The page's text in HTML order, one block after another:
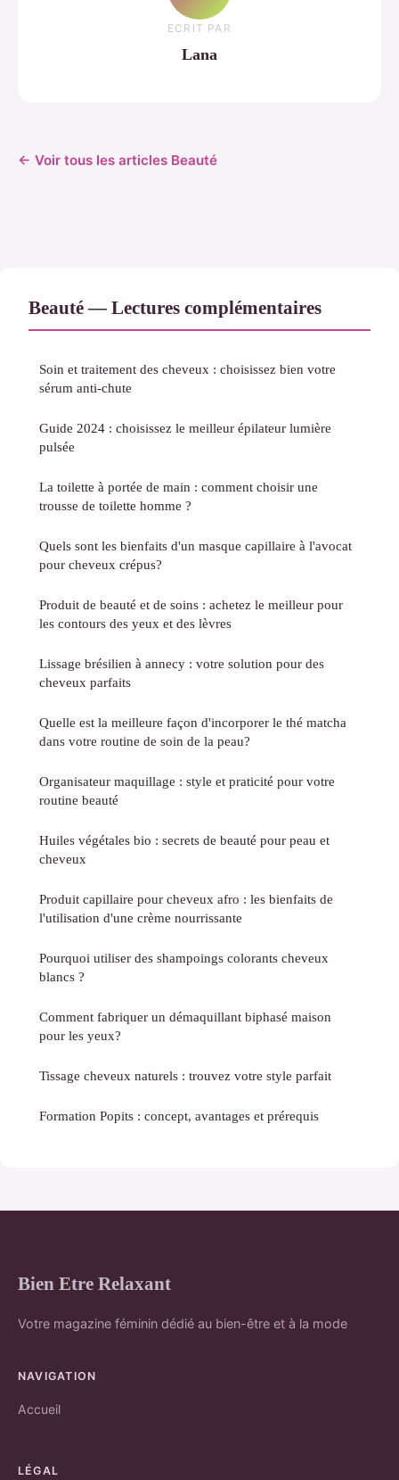
ECRIT PAR
Lana
← Voir tous les articles Beauté
Beauté — Lectures complémentaires
Soin et traitement des cheveux : choisissez bien votre
sérum anti-chute
Guide 2024 : choisissez le meilleur épilateur lumière
pulsée
La toilette à portée de main : comment choisir une
trousse de toilette homme ?
Quels sont les bienfaits d'un masque capillaire à l'avocat
pour cheveux crépus?
Produit de beauté et de soins : achetez le meilleur pour
les contours des yeux et des lèvres
Lissage brésilien à annecy : votre solution pour des
cheveux parfaits
Quelle est la meilleure façon d'incorporer le thé matcha
dans votre routine de soin de la peau?
Organisateur maquillage : style et praticité pour votre
routine beauté
Huiles végétales bio : secrets de beauté pour peau et
cheveux
Produit capillaire pour cheveux afro : les bienfaits de
l'utilisation d'une crème nourrissante
Pourquoi utiliser des shampoings colorants cheveux
blancs ?
Comment fabriquer un démaquillant biphasé maison
pour les yeux?
Tissage cheveux naturels : trouvez votre style parfait
Formation Popits : concept, avantages et prérequis
Bien Etre Relaxant
Votre magazine féminin dédié au bien-être et à la mode
NAVIGATION
Accueil
LÉGAL